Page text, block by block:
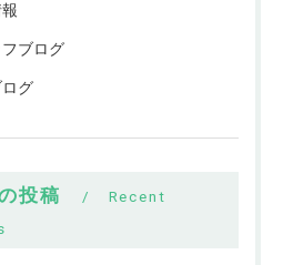
ブログ
グ
投稿
Recent